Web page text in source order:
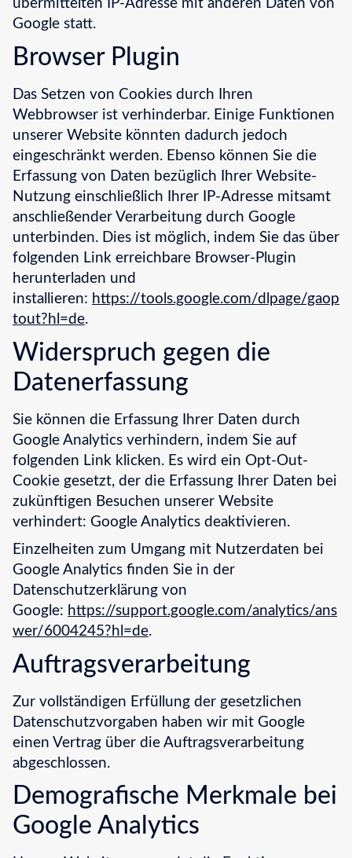
übermittelten IP-Adresse mit anderen Daten von
Google statt.
Browser Plugin
Das Setzen von Cookies durch Ihren
Webbrowser ist verhinderbar. Einige Funktionen
unserer Website könnten dadurch jedoch
eingeschränkt werden. Ebenso können Sie die
Erfassung von Daten bezüglich Ihrer Website-
Nutzung einschließlich Ihrer IP-Adresse mitsamt
anschließender Verarbeitung durch Google
unterbinden. Dies ist möglich, indem Sie das über
folgenden Link erreichbare Browser-Plugin
herunterladen und
installieren: https://tools.google.com/dlpage/gaop
tout?hl=de.
Widerspruch gegen die
Datenerfassung
Sie können die Erfassung Ihrer Daten durch
Google Analytics verhindern, indem Sie auf
folgenden Link klicken. Es wird ein Opt-Out-
Cookie gesetzt, der die Erfassung Ihrer Daten bei
zukünftigen Besuchen unserer Website
verhindert: Google Analytics deaktivieren.
Einzelheiten zum Umgang mit Nutzerdaten bei
Google Analytics finden Sie in der
Datenschutzerklärung von
Google: https://support.google.com/analytics/ans
wer/6004245?hl=de.
Auftragsverarbeitung
Zur vollständigen Erfüllung der gesetzlichen
Datenschutzvorgaben haben wir mit Google
einen Vertrag über die Auftragsverarbeitung
abgeschlossen.
Demografische Merkmale bei
Google Analytics